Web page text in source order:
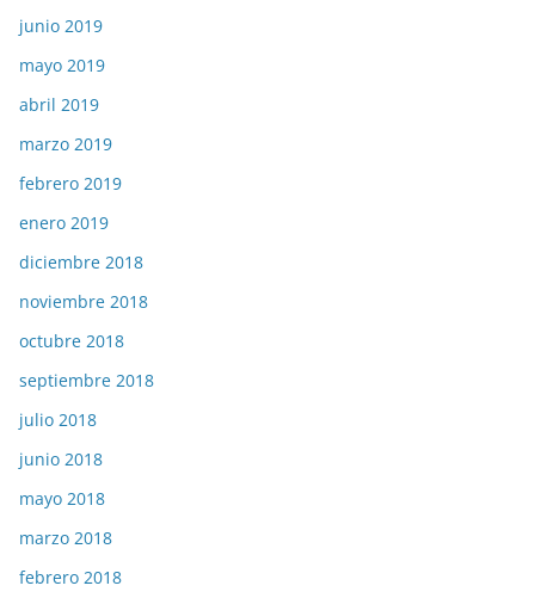
junio 2019
mayo 2019
abril 2019
marzo 2019
febrero 2019
enero 2019
diciembre 2018
noviembre 2018
octubre 2018
septiembre 2018
julio 2018
junio 2018
mayo 2018
marzo 2018
febrero 2018